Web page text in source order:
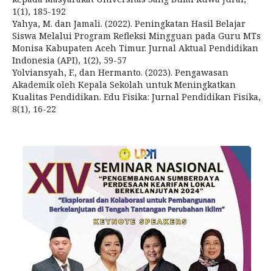
1(1), 185-192
Yahya, M. dan Jamali. (2022). Peningkatan Hasil Belajar
Siswa Melalui Program Refleksi Mingguan pada Guru MTs
Monisa Kabupaten Aceh Timur. Jurnal Aktual Pendidikan
Indonesia (API), 1(2), 59-57
Yolviansyah, F., dan Hermanto. (2023). Pengawasan
Akademik oleh Kepala Sekolah untuk Meningkatkan
Kualitas Pendidikan. Edu Fisika: Jurnal Pendidikan Fisika,
8(1), 16-22